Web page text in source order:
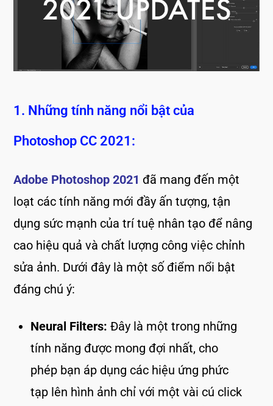
1. Những tính năng nổi bật của
Photoshop CC 2021:
Adobe Photoshop 2021 đã mang đến một
loạt các tính năng mới đầy ấn tượng, tận
dụng sức mạnh của trí tuệ nhân tạo để nâng
cao hiệu quả và chất lượng công việc chỉnh
sửa ảnh. Dưới đây là một số điểm nổi bật
đáng chú ý:
Neural Filters: Đây là một trong những
tính năng được mong đợi nhất, cho
phép bạn áp dụng các hiệu ứng phức
tạp lên hình ảnh chỉ với một vài cú click